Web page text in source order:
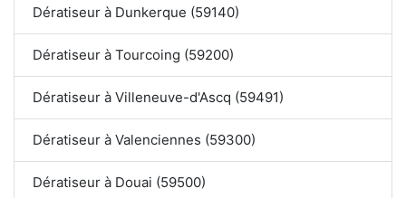
Dératiseur à Dunkerque (59140)
Dératiseur à Tourcoing (59200)
Dératiseur à Villeneuve-d'Ascq (59491)
Dératiseur à Valenciennes (59300)
Dératiseur à Douai (59500)